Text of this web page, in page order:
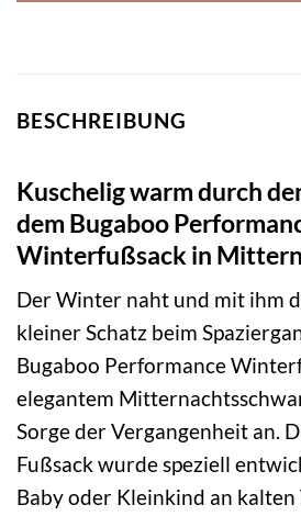
BESCHREIBUNG
Kuschelig warm durch
dem Bugaboo
Winterfußsack in
Der Winter naht und mit ihm
kleiner Schatz beim
Bugaboo Performance
elegantem
Sorge der Vergangenheit an.
Fußsack wurde speziell
Baby oder Kleinkind an kalten